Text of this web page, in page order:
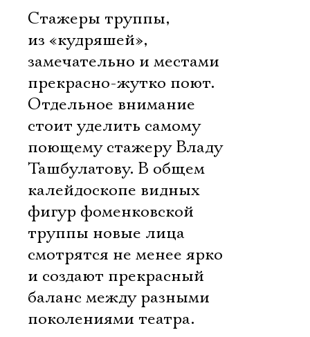
Стажеры труппы,
из «кудряшей»,
замечательно и местами
прекрасно-жутко поют.
Отдельное внимание
стоит уделить самому
поющему стажеру Владу
Ташбулатову. В общем
калейдоскопе видных
фигур фоменковской
труппы новые лица
смотрятся не менее ярко
и создают прекрасный
баланс между разными
поколениями театра.